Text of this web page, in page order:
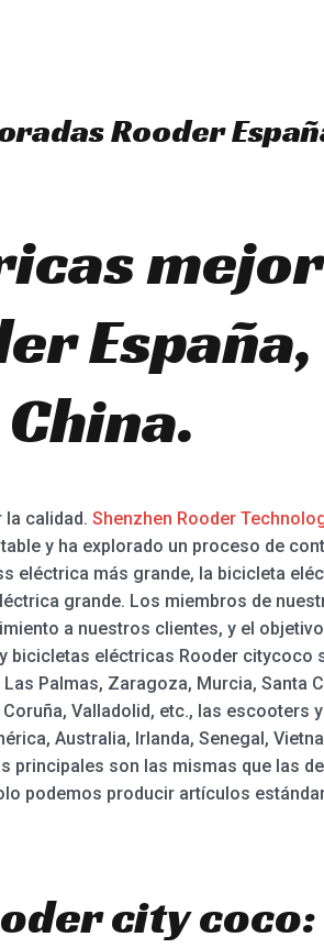
Rooder
mejor
calidad. Shenzhen Rooder
y ha explorado un proceso de
más grande, la bicicleta
grande. Los miembros de
a nuestros clientes, y el
eléctricas Rooder citycoco
Palmas, Zaragoza, Murcia, Santa
Valladolid, etc., las escooters
Australia, Irlanda, Senegal,
principales son las mismas que las
podemos producir artículos
city coco: